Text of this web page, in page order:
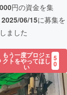
円の資金を集
2025/06/15に募集を
ました
もう一度プロジェ
クトをやってほし
い
5
0